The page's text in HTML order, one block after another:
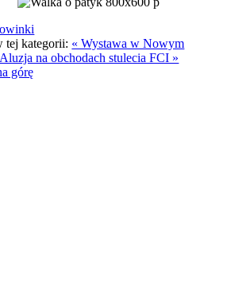
tej kategorii: « Wystawa w Nowym
Aluzja na obchodach stulecia FCI »
górę